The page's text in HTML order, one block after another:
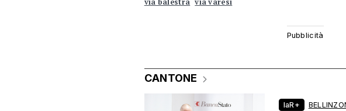
via balestra via varesi
CANTONE
laR+